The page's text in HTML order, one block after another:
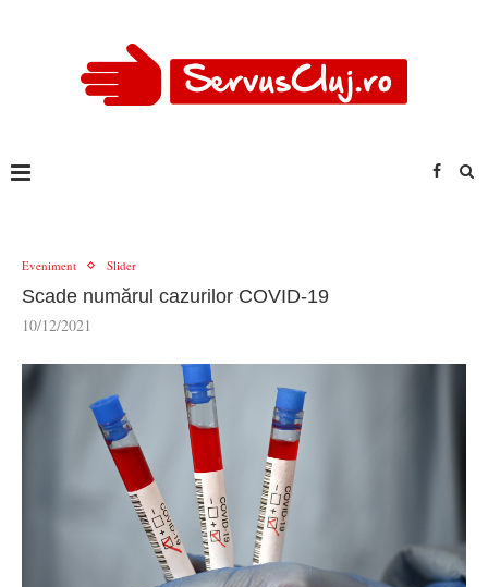
Eveniment Slider
Scade numărul cazurilor COVID-19
10/12/2021